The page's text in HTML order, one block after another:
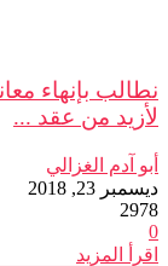
نطالب بإنهاء
لأزيد من عقد ...
أبو آدم الغزالي
ديسمبر 23, 2018
2978
0
اقرأ المزيد